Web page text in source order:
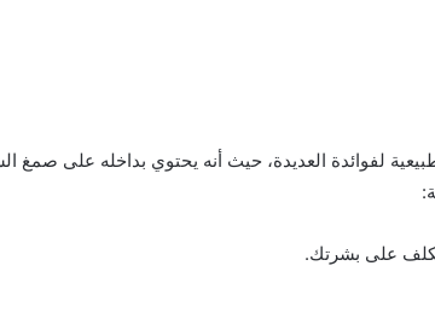
لفوائدة العديدة، حيث أنه يحتوي بداخله على
على بشرتك.